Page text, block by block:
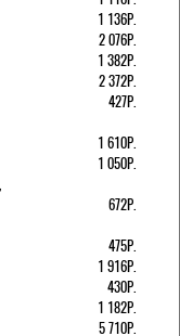
1 136Р.
2 076Р.
1 382Р.
2 372Р.
427Р.
1 610Р.
1 050Р.
672Р.
475Р.
1 916Р.
430Р.
1 182Р.
5 710Р.